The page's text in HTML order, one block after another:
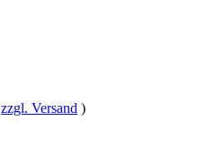
zzgl. Versand )